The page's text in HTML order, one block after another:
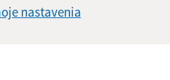
nastavenia